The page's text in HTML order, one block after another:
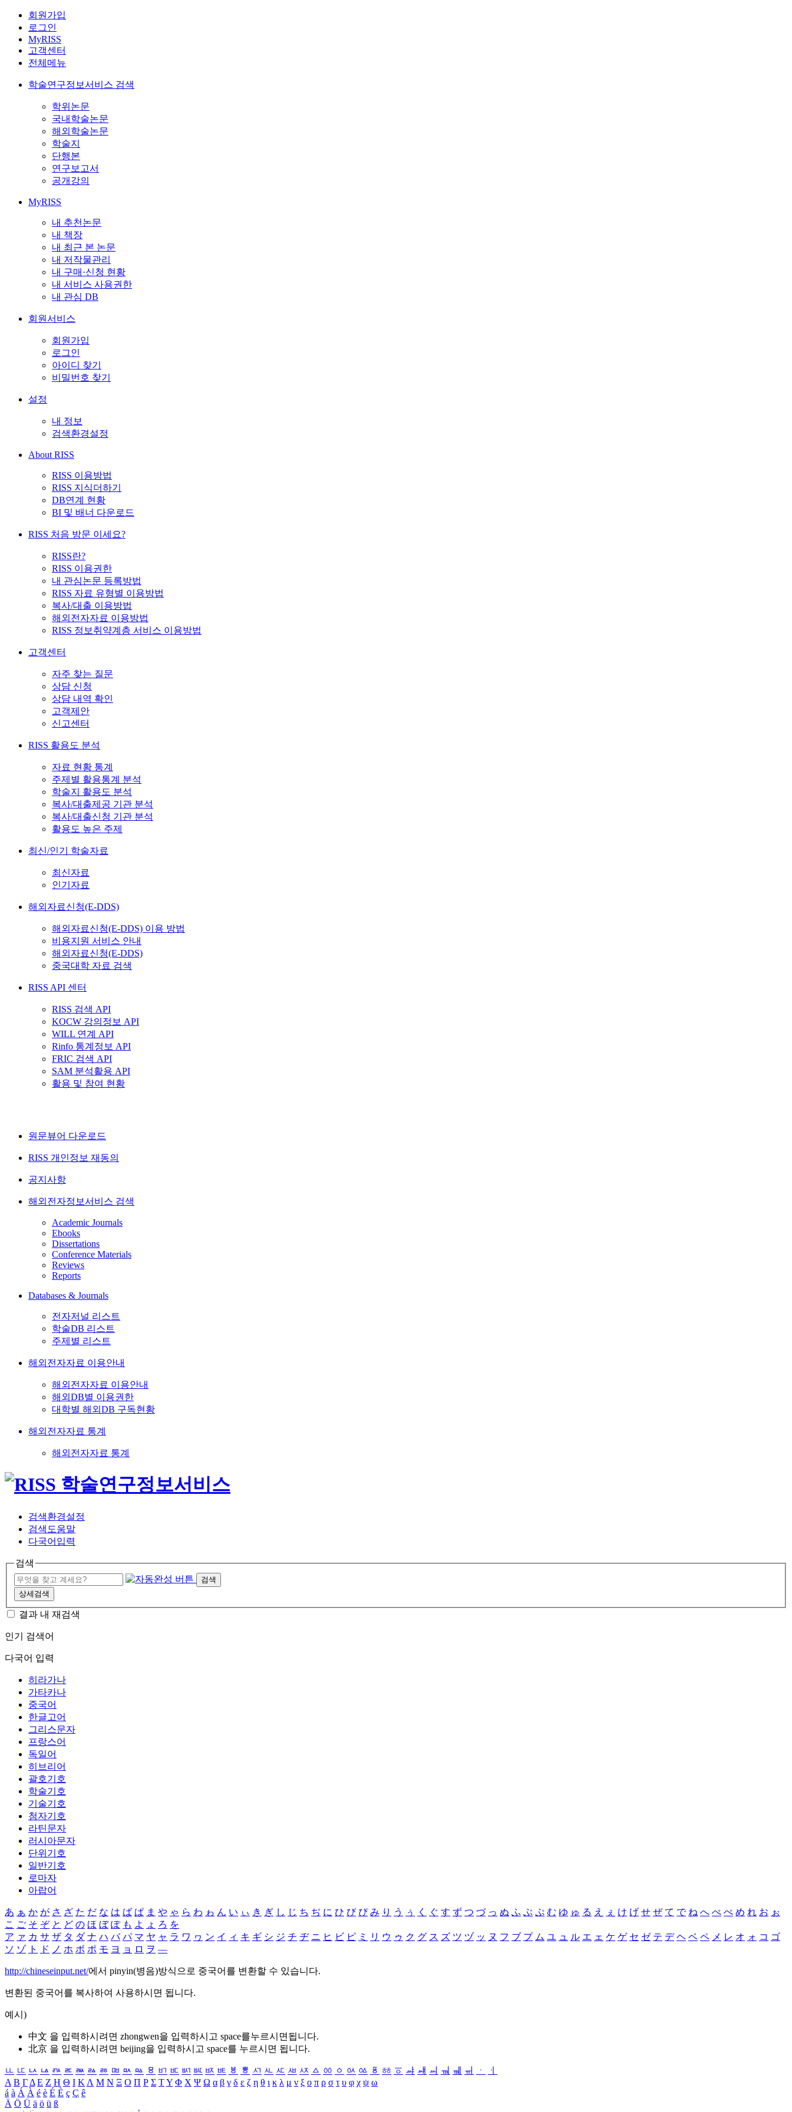
회원가입
로그인
MyRISS
고객센터
전체메뉴
학술연구정보서비스 검색
학위논문
국내학술논문
해외학술논문
학술지
단행본
연구보고서
공개강의
MyRISS
내 추천논문
내 책장
내 최근 본 논문
내 저작물관리
내 구매·신청 현황
내 서비스 사용권한
내 관심 DB
회원서비스
회원가입
로그인
아이디 찾기
비밀번호 찾기
설정
내 정보
검색환경설정
About RISS
RISS 이용방법
RISS 지식더하기
DB연계 현황
BI 및 배너 다운로드
RISS 처음 방문 이세요?
RISS란?
RISS 이용권한
내 관심논문 등록방법
RISS 자료 유형별 이용방법
복사/대출 이용방법
해외전자자료 이용방법
RISS 정보취약계층 서비스 이용방법
고객센터
자주 찾는 질문
상담 신청
상담 내역 확인
고객제안
신고센터
RISS 활용도 분석
자료 현황 통계
주제별 활용통계 분석
학술지 활용도 분석
복사/대출제공 기관 분석
복사/대출신청 기관 분석
활용도 높은 주제
최신/인기 학술자료
최신자료
인기자료
해외자료신청(E-DDS)
해외자료신청(E-DDS) 이용 방법
비용지원 서비스 안내
해외자료신청(E-DDS)
중국대학 자료 검색
RISS API 센터
RISS 검색 API
KOCW 강의정보 API
WILL 연계 API
Rinfo 통계정보 API
FRIC 검색 API
SAM 분석활용 API
활용 및 참여 현황
원문뷰어 다운로드
RISS 개인정보 재동의
공지사항
해외전자정보서비스 검색
Academic Journals
Ebooks
Dissertations
Conference Materials
Reviews
Reports
Databases & Journals
전자저널 리스트
학술DB 리스트
주제별 리스트
해외전자자료 이용안내
해외전자자료 이용안내
해외DB별 이용권한
대학별 해외DB 구독현황
해외전자자료 통계
해외전자자료 통계
검색환경설정
검색도움말
다국어입력
검색
검색
상세검색
결과 내 재검색
인기 검색어
다국어 입력
히라가나
가타카나
중국어
한글고어
그리스문자
프랑스어
독일어
히브리어
괄호기호
학술기호
기술기호
첨자기호
라틴문자
러시아문자
단위기호
일반기호
로마자
아랍어
あ ぁ か が さ ざ た だ な は ば ぱ ま や ゃ ら わ ゎ ん い ぃ き ぎ し じ ち ぢ に ひ び ぴ み り う ぅ く ぐ す ず つ づ っ ぬ ふ ぶ ぷ む ゆ ゅ る え ぇ け げ せ ぜ て で ね へ べ ぺ め れ お ぉ
こ ご そ ぞ と ど の ほ ぼ ぽ も よ ょ ろ を
ア ァ カ サ ザ タ ダ ナ ハ バ パ マ ヤ ャ ラ ワ ヮ ン イ ィ キ ギ シ ジ チ ヂ ニ ヒ ビ ピ ミ リ ウ ゥ ク グ ス ズ ツ ヅ ッ ヌ フ ブ プ ム ユ ュ ル エ ェ ケ ゲ セ ゼ テ デ ヘ ベ ペ メ レ オ ォ コ ゴ
ソ ゾ ト ド ノ ホ ボ ポ モ ヨ ョ ロ ヲ ―
http://chineseinput.net/에서 pinyin(병음)방식으로 중국어를 변환할 수 있습니다.
변환된 중국어를 복사하여 사용하시면 됩니다.
예시)
中文 을 입력하시려면 zhongwen을 입력하시고 space를누르시면됩니다.
北京 을 입력하시려면 beijing을 입력하시고 space를 누르시면 됩니다.
ㅥ ㅦ ㅧ ㅨ ㅩ ㅪ ㅫ ㅬ ㅭ ㅮ ㅯ ㅰ ㅱ ㅲ ㅳ ㅴ ㅵ ㅶ ㅷ ㅸ ㅹ ㅺ ㅻ ㅼ ㅽ ㅾ ㅿ ㆀ ㆁ ㆂ ㆃ ㆄ ㆅ ㆆ ㆇ ㆈ ㆉ ㆊ ㆋ ㆌ ㆍ
ㆎ
Α Β ΓΔ Ε Ζ Η Θ Ι ΚΛ Μ Ν Ξ Ο Π Ρ Σ ΤΥ Φ Χ Ψ Ω α β γ δ ε ζ η θ ι κ λ μ ν ξ ο π ρ σ τ υ φ χ ψ ω
á à Á À é è É È ç Ç ê
Ä Ö Ü ä ö ü ß